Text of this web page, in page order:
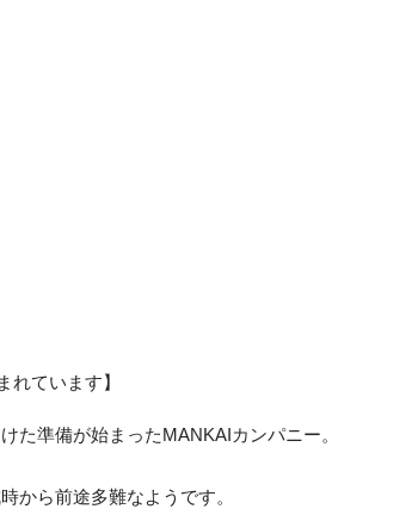
ています】
た準備が始まったMANKAIカンパニー。
から前途多難なようです。